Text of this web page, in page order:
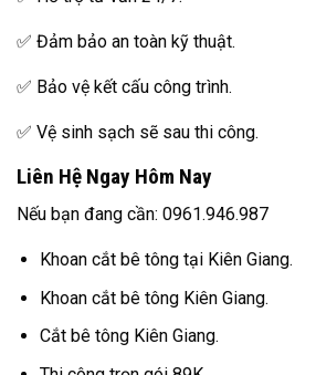
✅ Đảm bảo an toàn kỹ thuật.
✅ Bảo vệ kết cấu công trình.
✅ Vệ sinh sạch sẽ sau thi công.
Liên Hệ Ngay Hôm Nay
Nếu bạn đang cần: 0961.946.987
Khoan cắt bê tông tại Kiên Giang.
Khoan cắt bê tông Kiên Giang.
Cắt bê tông Kiên Giang.